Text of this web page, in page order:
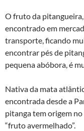
O fruto da
encontrado em
transporte, ficando
encontrar pés de
pequena abóbora, é
Nativa da mata
encontrada desde a
pitanga tem origem
“fruto avermelhado”.